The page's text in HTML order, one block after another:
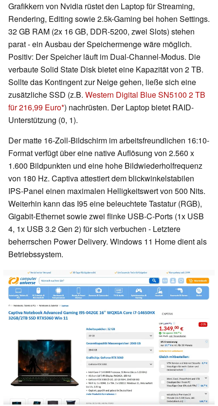
Grafikkern von Nvidia rüstet den Laptop für Streaming,
Rendering, Editing sowie 2.5k-Gaming bei hohen Settings.
32 GB RAM (2x 16 GB, DDR-5200, zwei Slots) stehen
parat - ein Ausbau der Speichermenge wäre möglich.
Positiv: Der Speicher läuft im Dual-Channel-Modus. Die
verbaute Solid State Disk bietet eine Kapazität von 2 TB.
Sollte das Kontingent zur Neige gehen, ließe sich eine
zusätzliche SSD (z.B. Western Digital Blue SN5100 2 TB
für 216,99 Euro ) nachrüsten. Der Laptop bietet RAID-
Unterstützung (0, 1).
Der matte 16-Zoll-Bildschirm im arbeitsfreundlichen 16:10-
Format verfügt über eine native Auflösung von 2.560 x
1.600 Bildpunkten und eine hohe Bildwiederholfrequenz
von 180 Hz. Captiva attestiert dem blickwinkelstabilen
IPS-Panel einen maximalen Helligkeitswert von 500 Nits.
Weiterhin kann das I95 eine beleuchtete Tastatur (RGB),
Gigabit-Ethernet sowie zwei flinke USB-C-Ports (1x USB
4, 1x USB 3.2 Gen 2) für sich verbuchen - Letztere
beherrschen Power Delivery. Windows 11 Home dient als
Betriebssystem.